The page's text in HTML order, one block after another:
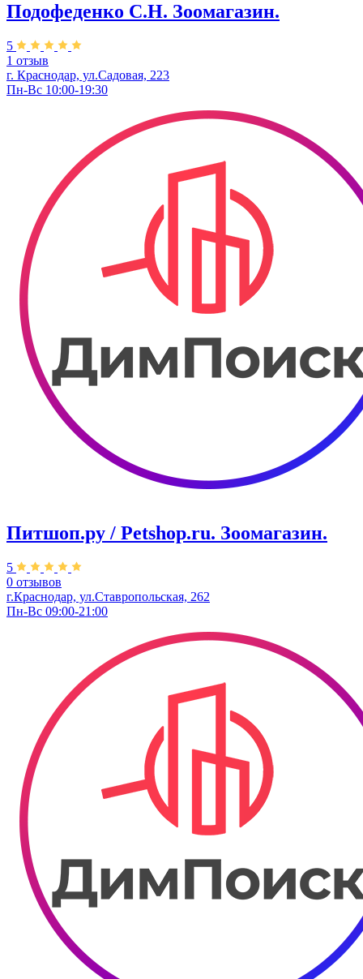
Подофеденко С.Н. Зоомагазин.
5
1 отзыв
г. Краснодар, ул.Садовая, 223
Пн-Вс 10:00-19:30
Питшоп.ру / Petshop.ru. Зоомагазин.
5
0 отзывов
г.Краснодар, ул.Ставропольская, 262
Пн-Вс 09:00-21:00